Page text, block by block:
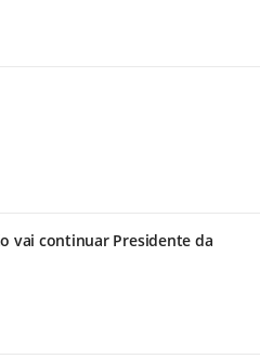
vai continuar Presidente da